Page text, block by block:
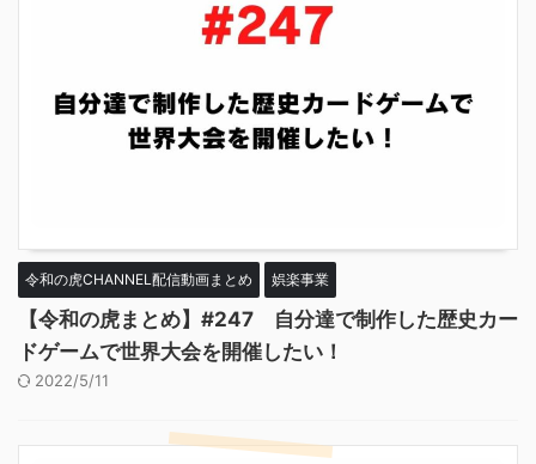
令和の虎CHANNEL配信動画まとめ 娯楽事業
【令和の虎まとめ】#247 自分達で制作した歴史カー
ドゲームで世界大会を開催したい！
2022/5/11